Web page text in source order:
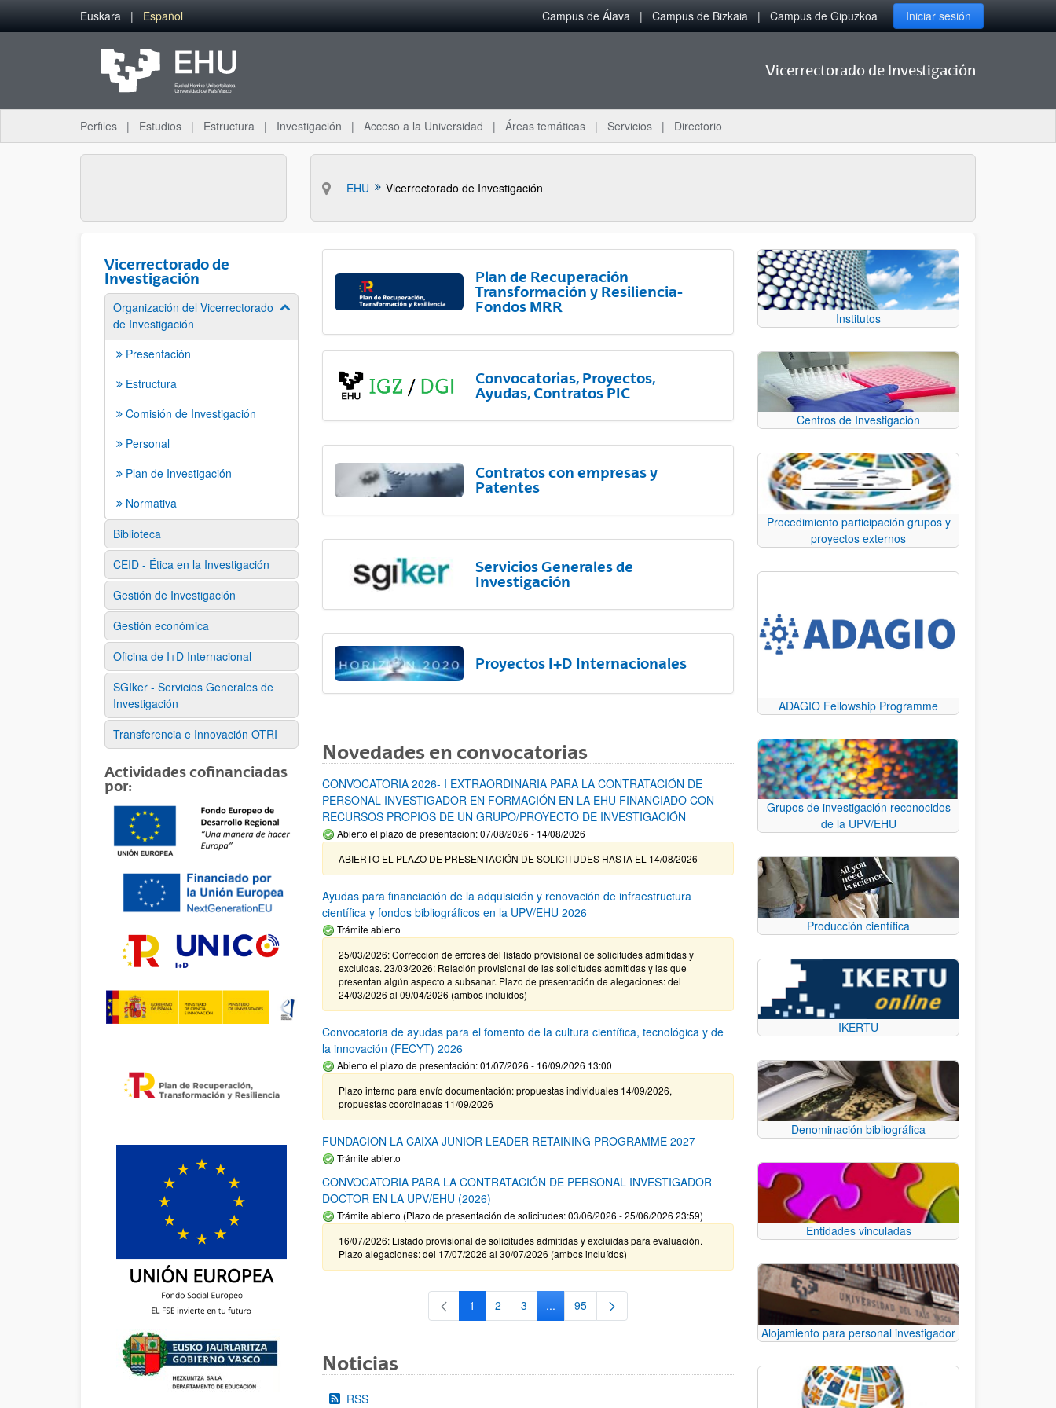
Saltar al contenido principal
Euskara Español Campus de Álava Campus de Bizkaia Campus de Gipuzkoa Iniciar sesión
Vicerrectorado de Investigación
Perfiles Estudios Estructura Investigación Acceso a la Universidad Áreas temáticas Servicios Directorio
EHU Vicerrectorado de Investigación
Vicerrectorado de
Investigación
Organización del Vicerrectorado
de Investigación
Mostrar/ocultar subpáginas
Presentación
Estructura
Comisión de Investigación
Personal
Plan de Investigación
Normativa
Biblioteca
CEID - Ética en la Investigación
Gestión de Investigación
Gestión económica
Oficina de I+D Internacional
SGIker - Servicios Generales de
Investigación
Transferencia e Innovación OTRI
Actividades cofinanciadas
por:
Plan de Recuperación
Transformación y Resiliencia-
Fondos MRR
Convocatorias, Proyectos,
Ayudas, Contratos PIC
Contratos con empresas y
Patentes
Servicios Generales de
Investigación
Proyectos I+D Internacionales
Novedades en convocatorias
CONVOCATORIA 2026- I EXTRAORDINARIA PARA LA CONTRATACIÓN DE
PERSONAL INVESTIGADOR EN FORMACIÓN EN LA EHU FINANCIADO CON
RECURSOS PROPIOS DE UN GRUPO/PROYECTO DE INVESTIGACIÓN
Abierto el plazo de presentación: 07/08/2026 - 14/08/2026
ABIERTO EL PLAZO DE PRESENTACIÓN DE SOLICITUDES HASTA EL 14/08/2026
Ayudas para financiación de la adquisición y renovación de infraestructura
científica y fondos bibliográficos en la UPV/EHU 2026
Trámite abierto
25/03/2026: Corrección de errores del listado provisional de solicitudes admitidas y
excluidas. 23/03/2026: Relación provisional de las solicitudes admitidas y las que
presentan algún aspecto a subsanar. Plazo de presentación de alegaciones: del
24/03/2026 al 09/04/2026 (ambos incluídos)
Convocatoria de ayudas para el fomento de la cultura científica, tecnológica y de
la innovación (FECYT) 2026
Abierto el plazo de presentación: 01/07/2026 - 16/09/2026 13:00
Plazo interno para envío documentación: propuestas individuales 14/09/2026,
propuestas coordinadas 11/09/2026
FUNDACION LA CAIXA JUNIOR LEADER RETAINING PROGRAMME 2027
Trámite abierto
CONVOCATORIA PARA LA CONTRATACIÓN DE PERSONAL INVESTIGADOR
DOCTOR EN LA UPV/EHU (2026)
Trámite abierto (Plazo de presentación de solicitudes: 03/06/2026 - 25/06/2026 23:59)
16/07/2026: Listado provisional de solicitudes admitidas y excluidas para evaluación.
Plazo alegaciones: del 17/07/2026 al 30/07/2026 (ambos incluídos)
Página
1 Página
2 Página
3 ...Páginas intermedias Use TAB para desplazarse.
Página
95
Noticias
RSS
Institutos
Centros de Investigación
Procedimiento participación grupos y
proyectos externos
ADAGIO Fellowship Programme
Grupos de investigación reconocidos
de la UPV/EHU
Producción científica
IKERTU
Denominación bibliográfica
Entidades vinculadas
Alojamiento para personal investigador